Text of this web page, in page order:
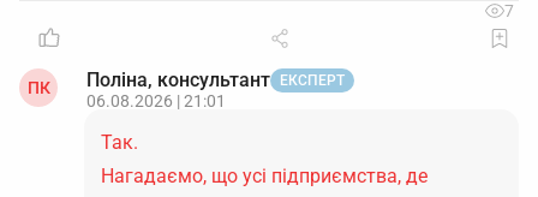
7
ПК Поліна, консультант ЕКСПЕРТ
06.08.2026 | 21:01
Так.
Нагадаємо, що усі підприємства, де